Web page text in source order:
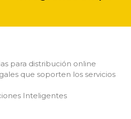
para distribución online
que soporten los servicios
Inteligentes